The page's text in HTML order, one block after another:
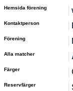
Hemsida förening
Kontaktperson
Förening
Alla matcher
Färger
Reservfärger